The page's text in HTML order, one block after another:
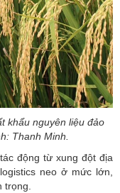
khẩu nguyên liệu đảo
Thanh Minh.
động từ xung đột địa
neo ở mức lớn,
trọng.